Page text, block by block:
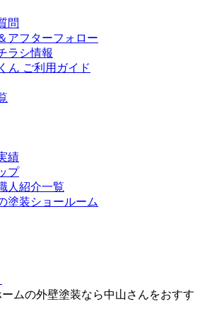
問
アフターフォロー
ラシ情報
ん ご利用ガイド
績
プ
人紹介一覧
塗装ショールーム
ムの外壁塗装なら中山さんをおすす